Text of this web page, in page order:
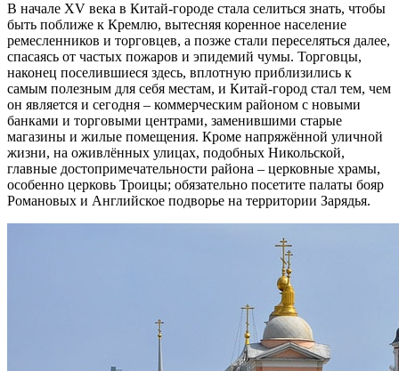
В начале XV века в Китай-городе стала селиться знать, чтобы
быть поближе к Кремлю, вытесняя коренное население
ремесленников и торговцев, а позже стали переселяться далее,
спасаясь от частых пожаров и эпидемий чумы. Торговцы,
наконец поселившиеся здесь, вплотную приблизились к
самым полезным для себя местам, и Китай-город стал тем, чем
он является и сегодня – коммерческим районом с новыми
банками и торговыми центрами, заменившими старые
магазины и жилые помещения. Кроме напряжённой уличной
жизни, на оживлённых улицах, подобных Никольской,
главные достопримечательности района – церковные храмы,
особенно церковь Троицы; обязательно посетите палаты бояр
Романовых и Английское подворье на территории Зарядья.